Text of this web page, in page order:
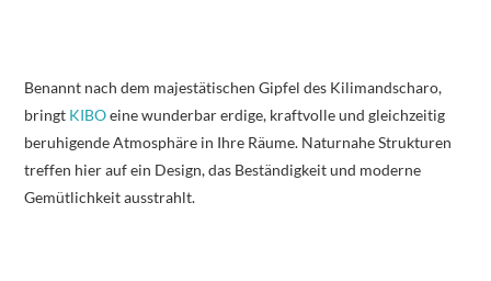
Benannt nach dem majestätischen Gipfel des Kilimandscharo,
bringt KIBOeine wunderbar erdige, kraftvolle und gleichzeitig
beruhigende Atmosphäre in Ihre Räume. Naturnahe Strukturen
treffen hier auf ein Design, das Beständigkeit und moderne
Gemütlichkeit ausstrahlt.